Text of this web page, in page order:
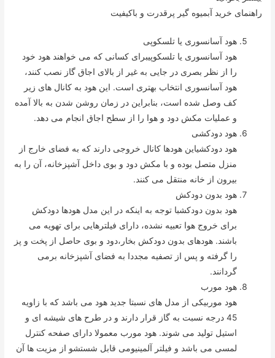
راهنمای خرید آبمیوه گیر پرقدرت و باکیفیت
هود آسانسوری یا تلسکوپی
هود آسانسوری یا تلسکوپیبرای کسانی که می خواهند هود خود
را از نظر بصری در جایی به غیر از بالای اجاق گاز نصب کنند،
هود آسانسوری انتخاب بهتری است. این هود به کانال های زیر
کف وصل شده است، بنابراین در زمان روشن شدن به بالا آمده
و عملیات مکش دود و هوا را از سطح اجاق انجام می دهد.
هود دودکشی
هود دودکشیاین هودها کانال خروجی دارند که به فضای خارج از
منزل متصل بوده و با مکش دود و بوی داخل آشپزخانه، آن را به
بیرون از خانه منتقل می کنند.
هود بدون دودکش
هود بدون دودکشبا توجه به اینکه در این مدل هودها دودکش
برای خروج هوا تعبیه نشده، دارای فیلترهایی برای تهویه می
باشند. هودهای بدون دودکش بخار،دود و بوی حاصل از پخت و پز
را گرفته و پس از تصفیه مجددا به فضای آشپزخانه برمی
گردانند.
هود مورب
هود موربیکی از مدل های نسبتا جدید هود می باشد که با زاویه
45 درجه نسبت به گاز قرار دارند و در طرح های شیشه ای و
استیل تولید می شوند. هود مورب معمولا دارای صفحه کنترل
لمسی می باشد و فیلتر آلمینیومی قابل شستشو از مزیت ها آن